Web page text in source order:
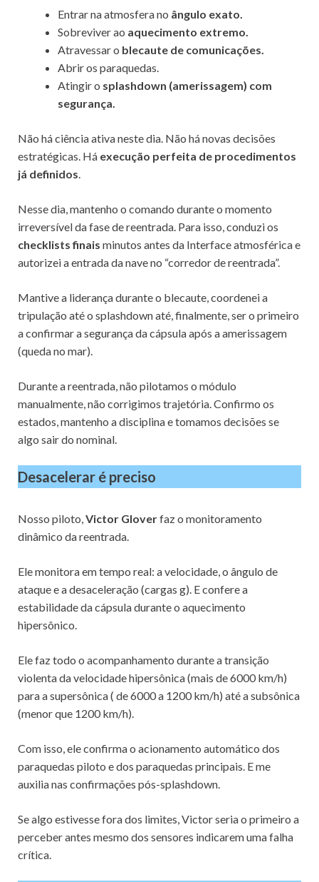
Entrar na atmosfera no ângulo exato.
Sobreviver ao aquecimento extremo.
Atravessar o blecaute de comunicações.
Abrir os paraquedas.
Atingir o splashdown (amerissagem) com
segurança.
Não há ciência ativa neste dia. Não há novas decisões
estratégicas. Há execução perfeita de procedimentos
já definidos.
Nesse dia, mantenho o comando durante o momento
irreversível da fase de reentrada. Para isso, conduzi os
checklists finais minutos antes da Interface atmosférica e
autorizei a entrada da nave no “corredor de reentrada”.
Mantive a liderança durante o blecaute, coordenei a
tripulação até o splashdown até, finalmente, ser o primeiro
a confirmar a segurança da cápsula após a amerissagem
(queda no mar).
Durante a reentrada, não pilotamos o módulo
manualmente, não corrigimos trajetória. Confirmo os
estados, mantenho a disciplina e tomamos decisões se
algo sair do nominal.
Desacelerar é preciso
Nosso piloto,Victor Gloverfaz o monitoramento
dinâmico da reentrada.
Ele monitora em tempo real: a velocidade, o ângulo de
ataque e a desaceleração (cargas g). E confere a
estabilidade da cápsula durante o aquecimento
hipersônico.
Ele faz todo o acompanhamento durante a transição
violenta da velocidade hipersônica (mais de 6000 km/h)
para a supersônica ( de 6000 a 1200 km/h) até a subsônica
(menor que 1200 km/h).
Com isso, ele confirma o acionamento automático dos
paraquedas piloto e dos paraquedas principais. E me
auxilia nas confirmações pós-splashdown.
Se algo estivesse fora dos limites, Victor seria o primeiro a
perceber antes mesmo dos sensores indicarem uma falha
crítica.